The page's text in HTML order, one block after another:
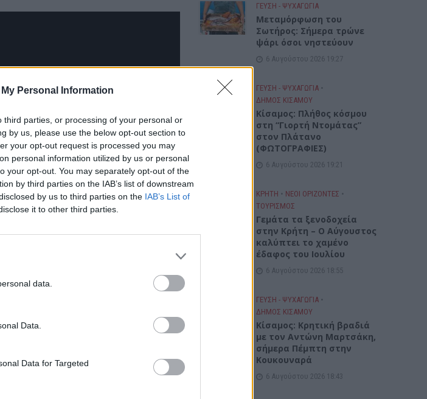
Personal Information
parties, or processing of your personal or
by us, please use the below opt-out section to
your opt-out request is processed you may
personal information utilized by us or personal
your opt-out. You may separately opt-out of the
by third parties on the IAB’s list of downstream
by us to third parties on the IAB’s List of
it to other third parties.
data.
Data.
Data for Targeted
ΓΕΎΣΗ - ΨΥΧΑΓΩΓΊΑ
Μεταμόρφωση του
Σωτήρος: Σήμερα τρώνε
ψάρι όσοι νηστεύουν
6 Αυγούστου 2026 19:27
ΓΕΎΣΗ - ΨΥΧΑΓΩΓΊΑ •
ΔΉΜΟΣ ΚΙΣΆΜΟΥ
Κίσαμος: Πλήθος κόσμου
στη “Γιορτή Ντομάτας”
στον Πλάτανο
(ΦΩΤΟΓΡΑΦΙΕΣ)
6 Αυγούστου 2026 19:21
ΚΡΗΤΗ • ΝΕΟΙ ΟΡΙΖΟΝΤΕΣ •
ΤΟΥΡΙΣΜΟΣ
Γεμάτα τα ξενοδοχεία
στην Κρήτη – Ο Αύγουστος
καλύπτει το χαμένο
έδαφος του Ιουλίου
6 Αυγούστου 2026 18:55
ΓΕΎΣΗ - ΨΥΧΑΓΩΓΊΑ •
ΔΉΜΟΣ ΚΙΣΆΜΟΥ
Kίσαμος: Κρητική βραδιά
με τον Αντώνη Μαρτσάκη,
σήμερα Πέμπτη στην
Κουκουναρά
6 Αυγούστου 2026 18:43